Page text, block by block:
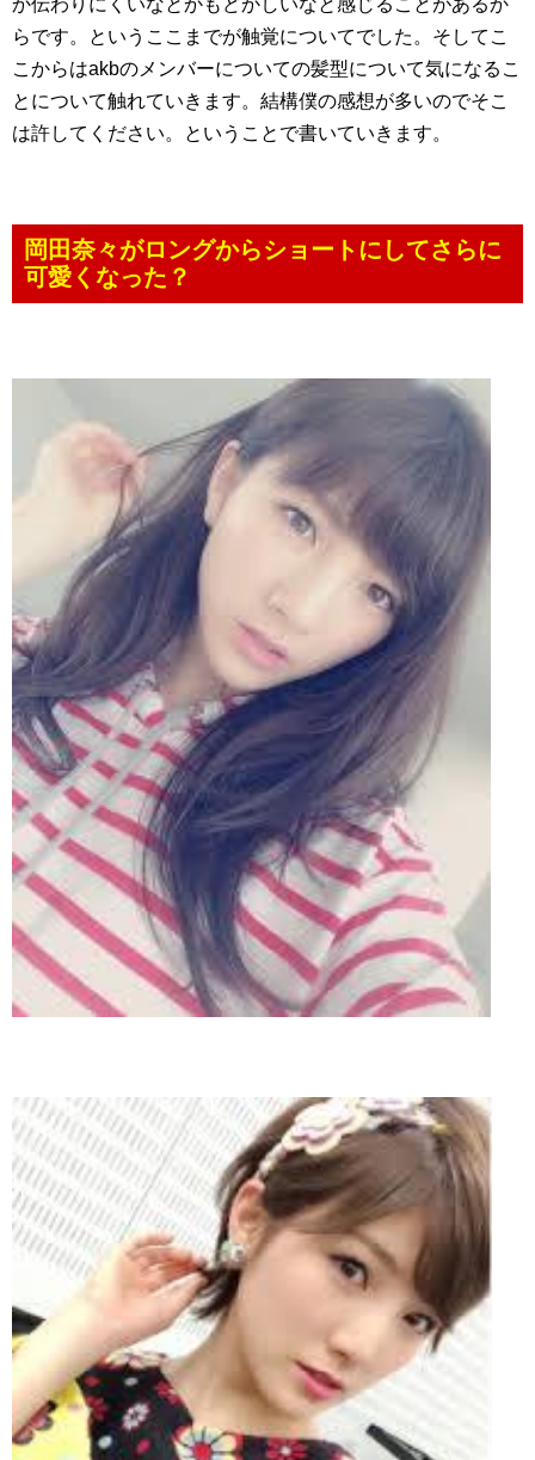
らです。というここまでが触覚についてでした。そしてこ
こからはakbのメンバーについての髪型について気になるこ
とについて触れていきます。結構僕の感想が多いのでそこ
は許してください。ということで書いていきます。
岡田奈々がロングからショートにしてさらに
可愛くなった？